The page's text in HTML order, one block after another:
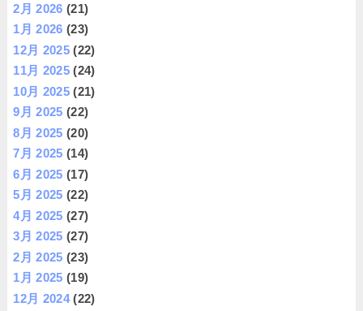
2月 2026 (21)
1月 2026 (23)
12月 2025 (22)
11月 2025 (24)
10月 2025 (21)
9月 2025 (22)
8月 2025 (20)
7月 2025 (14)
6月 2025 (17)
5月 2025 (22)
4月 2025 (27)
3月 2025 (27)
2月 2025 (23)
1月 2025 (19)
12月 2024(22)